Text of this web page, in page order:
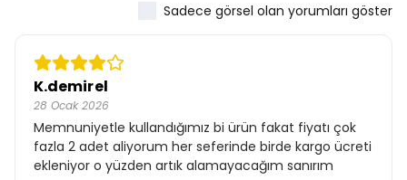
Sadece görsel olan yorumları göster
K.demirel
28 Ocak 2026
Memnuniyetle kullandığımız bi ürün fakat fiyatı çok
fazla 2 adet aliyorum her seferinde birde kargo ücreti
ekleniyor o yüzden artık alamayacağım sanırım